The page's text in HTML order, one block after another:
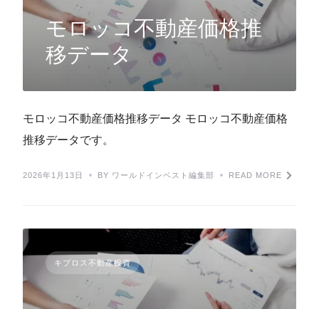
モロッコ不動産価格推
移データ
モロッコ不動産価格推移データ モロッコ不動産価格
推移データです。
2026年1月13日 BY ワールドインベスト編集部 READ MORE
キプロス不動産投資